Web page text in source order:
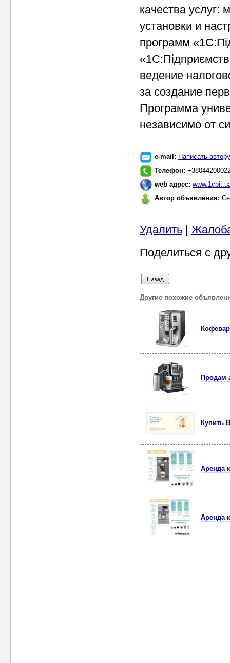
качества услуг:
установки и
программ
ведение
за создание
Программа
независимо от
e-mail: Написать автору
Телефон:
web адрес:
Автор объявления:
Удалить |
Поделиться с
Другие похожие
Продам
Купить
Аренда
Аренда